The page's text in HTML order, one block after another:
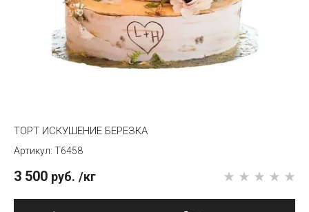
ТОРТ ИСКУШЕНИЕ БЕРЕЗКА
T6458
3 500 руб. /кг